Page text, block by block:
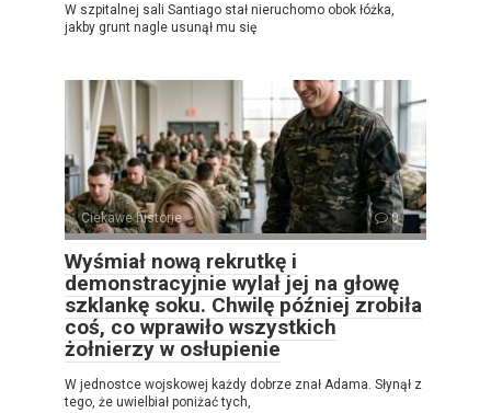
W szpitalnej sali Santiago stał nieruchomo obok łóżka,
jakby grunt nagle usunął mu się
Ciekawe historie 0
Wyśmiał nową rekrutkę i
demonstracyjnie wylał jej na głowę
szklankę soku. Chwilę później zrobiła
coś, co wprawiło wszystkich
żołnierzy w osłupienie
W jednostce wojskowej każdy dobrze znał Adama. Słynął z
tego, że uwielbiał poniżać tych,